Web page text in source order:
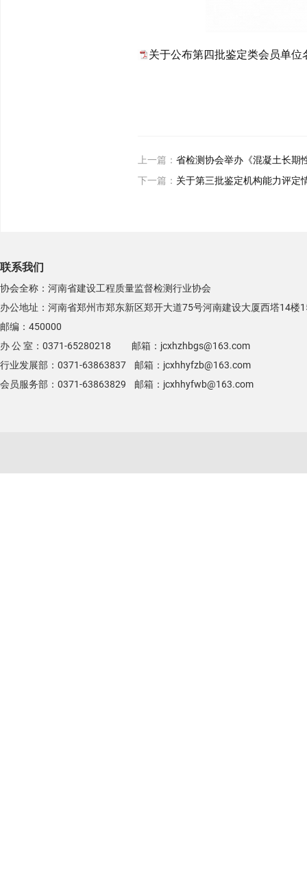
关于公布第四批鉴定类会员单位
上一篇： 省检测协会举办《混凝土长期
下一篇： 关于第三批鉴定机构能力评定
联系我们
协会全称：河南省建设工程质量监督检测行业协会
办公地址：河南省郑州市郑东新区郑开大道75号河南建设大厦西塔14楼
邮编：450000
办 公 室：0371-65280218 邮箱：jcxhzhbgs@163.com
行业发展部：0371-63863837 邮箱：jcxhhyfzb@163.com
会员服务部：0371-63863829 邮箱：jcxhhyfwb@163.com